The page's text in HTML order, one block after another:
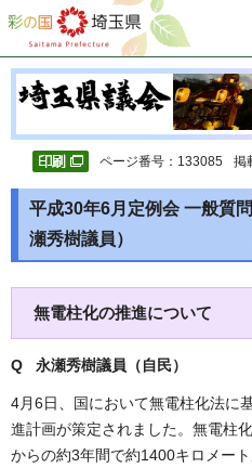
彩の国 埼玉県
ページ番号：133085 掲
平成30年6月定例会 一般質
瀬秀樹議員）
無電柱化の推進について
Q 永瀬秀樹議員（自民）
4月6日、国において無電柱化法に
進計画が策定されました。無電柱
からの約3年間で約1400キロメー